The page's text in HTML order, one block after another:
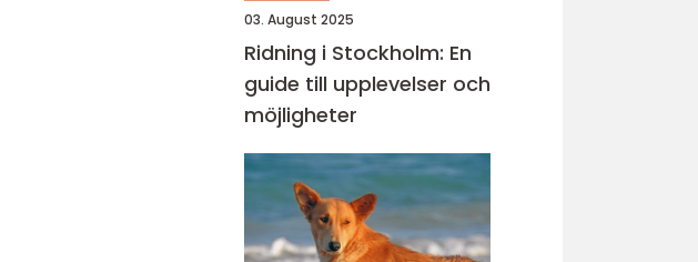
03. August 2025
Ridning i Stockholm: En
guide till upplevelser och
möjligheter